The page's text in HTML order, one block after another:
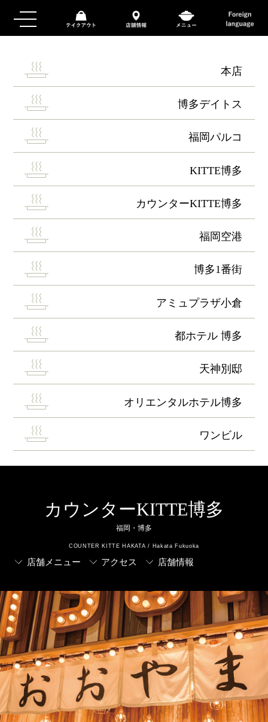
本店
博多デイトス
福岡パルコ
KITTE博多
カウンターKITTE博多
福岡空港
博多1番街
アミュプラザ小倉
都ホテル 博多
天神別邸
オリエンタルホテル博多
ワンビル
カウンターKITTE博多
福岡・博多
COUNTER KITTE HAKATA / Hakata Fukuoka
店舗メニュー アクセス 店舗情報